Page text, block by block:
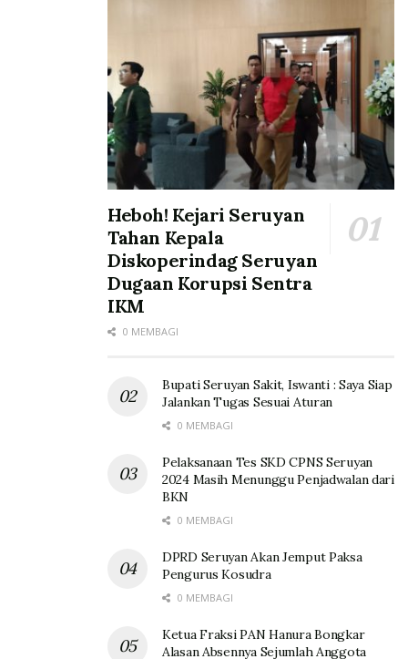
Heboh! Kejari Seruyan
Tahan Kepala
Diskoperindag Seruyan
Dugaan Korupsi Sentra
IKM
0 MEMBAGI
Bupati Seruyan Sakit, Iswanti : Saya Siap
Jalankan Tugas Sesuai Aturan
0 MEMBAGI
Pelaksanaan Tes SKD CPNS Seruyan
2024 Masih Menunggu Penjadwalan dari
BKN
0 MEMBAGI
DPRD Seruyan Akan Jemput Paksa
Pengurus Kosudra
0 MEMBAGI
Ketua Fraksi PAN Hanura Bongkar
Alasan Absennya Sejumlah Anggota